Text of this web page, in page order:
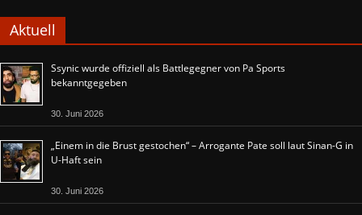
Aktuell
Ssynic wurde offiziell als Battlegegner von Pa Sports
bekanntgegeben
30. Juni 2026
„Einem in die Brust gestochen“ – Arrogante Pate soll laut Sinan-G in
U-Haft sein
30. Juni 2026